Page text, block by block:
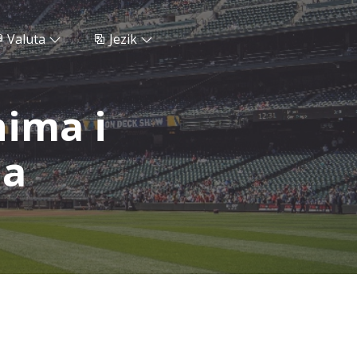
Valuta Jezik
i